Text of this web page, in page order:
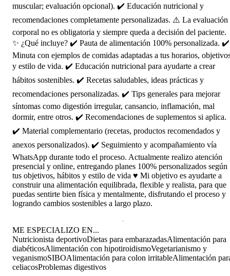
muscular; evaluación opcional). ✔️ Educación nutricional y
recomendaciones completamente personalizadas. ⚠️ La evaluación
corporal no es obligatoria y siempre queda a decisión del paciente.
✨ ¿Qué incluye? ✔️ Pauta de alimentación 100% personalizada. ✔️
Minuta con ejemplos de comidas adaptadas a tus horarios,
y estilo de vida. ✔️ Educación nutricional para ayudarte a crear
hábitos sostenibles. ✔️ Recetas saludables, ideas prácticas y
recomendaciones personalizadas. ✔️ Tips generales para mejorar
síntomas como digestión irregular, cansancio, inflamación, mal
dormir, entre otros. ✔️ Recomendaciones de suplementos si aplica.
✔️ Material complementario (recetas, productos recomendados y
anexos personalizados). ✔️ Seguimiento y acompañamiento vía
WhatsApp durante todo el proceso. Actualmente realizo atención
presencial y online, entregando planes 100% personalizados según
tus objetivos, hábitos y estilo de vida ♥️ Mi objetivo es ayudarte a
construir una alimentación equilibrada, flexible y realista, para que
puedas sentirte bien física y mentalmente, disfrutando el proceso y
logrando cambios sostenibles a largo plazo.
ME ESPECIALIZO EN...
Nutricionista deportivoDietas para embarazadasAlimentación para
diabéticosAlimentación con hipotiroidismoVegetarianismo y
veganismoSIBOAlimentación para colon irritableAlimentación
celiacosProblemas digestivos